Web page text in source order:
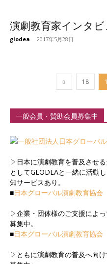
演劇教育家インタビ
glodea - 2017年5月28日
18
一般会員・賛助会員募集中
▷日本に演劇教育を普及させ
としてGLODEAと一緒に活動
知サービスあり。
■日本グローバル演劇教育協
▷企業・団体様のご支援によ
募集中。
■日本グローバル演劇教育協
▷ともに演劇教育の普及へ向